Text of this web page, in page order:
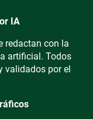
IA
redactan con la
artificial. Todos
validados por el